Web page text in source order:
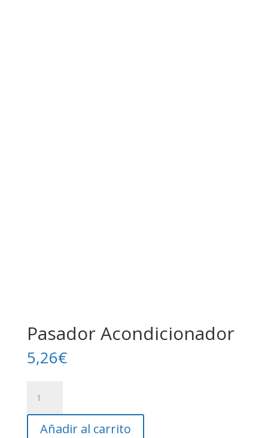
Pasador Acondicionador
5,26€
Acondicionador
cantidad
Añadir al carrito